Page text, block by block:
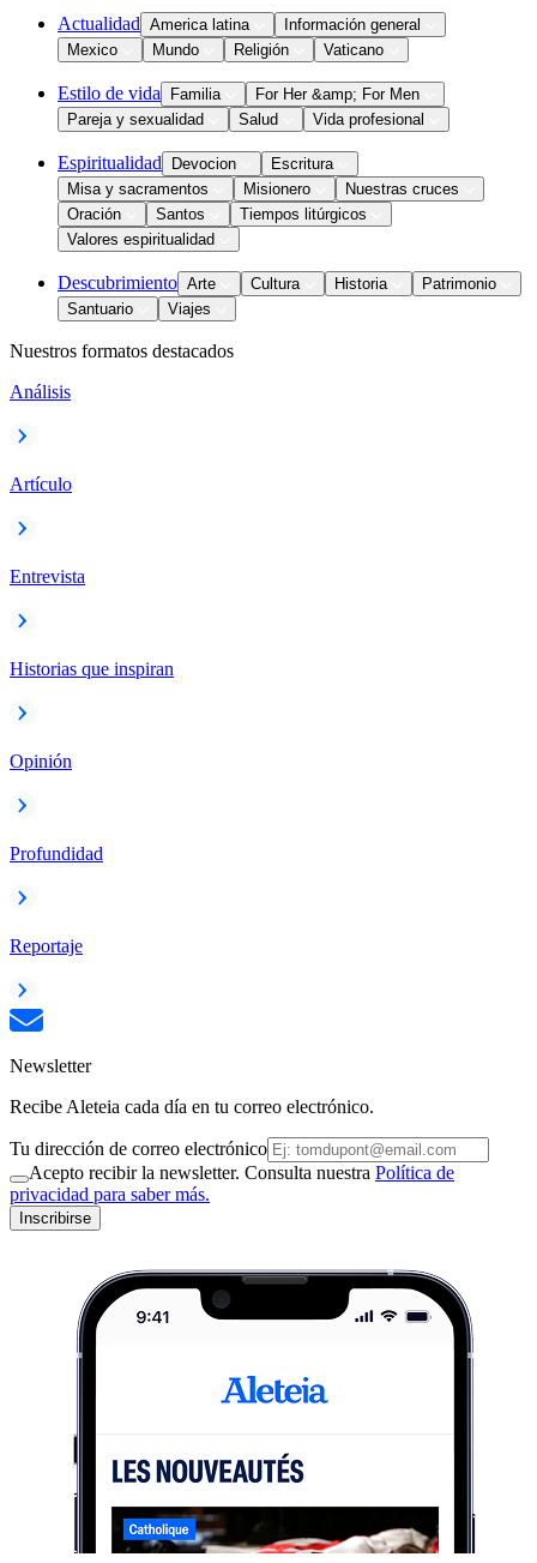
Actualidad America latina
Información general
Mexico
Mundo Religión Vaticano
Estilo de vida Familia
For Her &amp; For Men
Pareja y sexualidad
Salud Vida profesional
Espiritualidad Devocion
Escritura
Misa y sacramentos
Misionero
Nuestras cruces
Oración
Santos
Tiempos litúrgicos
Valores espiritualidad
Descubrimiento Arte Cultura Historia
Patrimonio
Santuario
Viajes
Nuestros formatos destacados
Análisis
Artículo
Entrevista
Historias que inspiran
Opinión
Profundidad
Reportaje
Newsletter
Recibe Aleteia cada día en tu correo electrónico.
Tu dirección de correo electrónico
Acepto recibir la newsletter. Consulta nuestra Política de
privacidad para saber más.
Inscribirse